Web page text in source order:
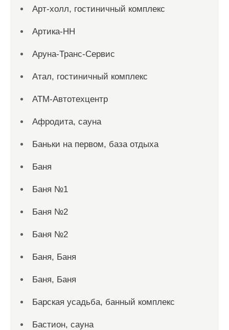
Арт-холл, гостиничный комплекс
Артика-НН
Аруна-Транс-Сервис
Атал, гостиничный комплекс
АТМ-Автотехцентр
Афродита, сауна
Баньки на первом, база отдыха
Баня
Баня №1
Баня №2
Баня №2
Баня, Баня
Баня, Баня
Барская усадьба, банный комплекс
Бастион, сауна